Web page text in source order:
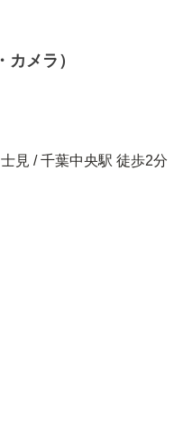
メラ）
見 / 千葉中央駅 徒歩2分